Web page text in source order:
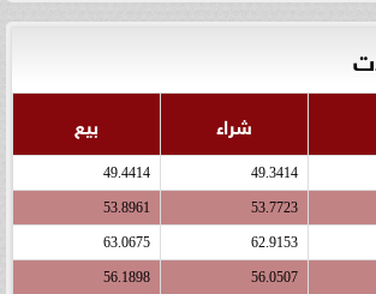
شراء بيع
49.3414
49.4414
53.7723
53.8961
62.9153
63.0675
56.0507
56.1898